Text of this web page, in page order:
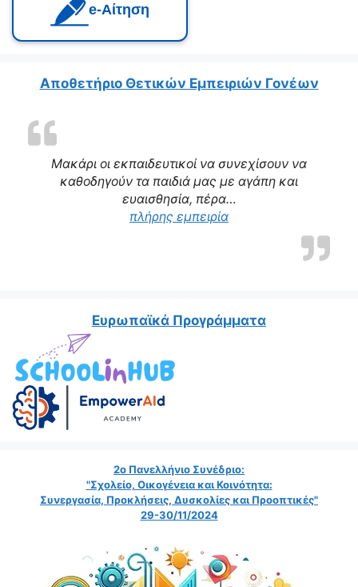
e‑Αίτηση
Μακάρι οι εκπαιδευτικοί να συνεχίσουν να
καθοδηγούν τα παιδιά μας με αγάπη και
ευαισθησία, πέρα…
πλήρης εμπειρία“Η δασκάλα μας
Αποθετήριο Θετικών Εμπειριών Γονέων
Ευρωπαϊκά Προγράμματα
2ο Πανελλήνιο Συνέδριο:
"Σχολείο, Οικογένεια και Κοινότητα:
Συνεργασία, Προκλήσεις, Δυσκολίες και Προοπτικές"
29-30/11/2024